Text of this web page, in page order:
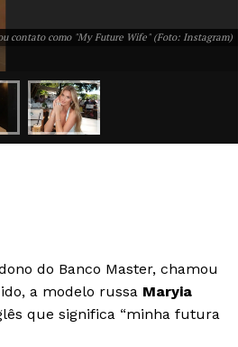
Nós
Transparência Editorial
de Serviços
contato como "My Future Wife" (Foto: Instagram)
do Banco Master, chamou
a modelo russa Maryia
que significa “minha futura